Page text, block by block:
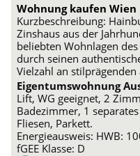
Wohnung kaufen Wien
Kurzbeschreibung:
Zinshaus aus der
beliebten Wohnlagen
durch seinen
Vielzahl an
Eigentumswohnung
Lift, WG geeignet, 2
Badezimmer, 1
Fliesen, Parkett.
Energieausweis: HWB:
fGEE Klasse: D